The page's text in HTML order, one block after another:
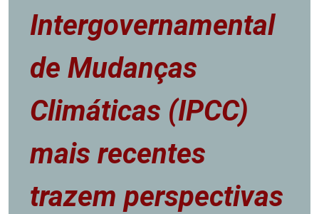
Intergovernamental
de Mudanças
Climáticas (IPCC)
mais recentes
trazem perspectivas